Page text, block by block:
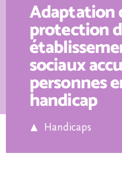
Adaptation
protection
sociaux
personnes
handicap
Handicaps